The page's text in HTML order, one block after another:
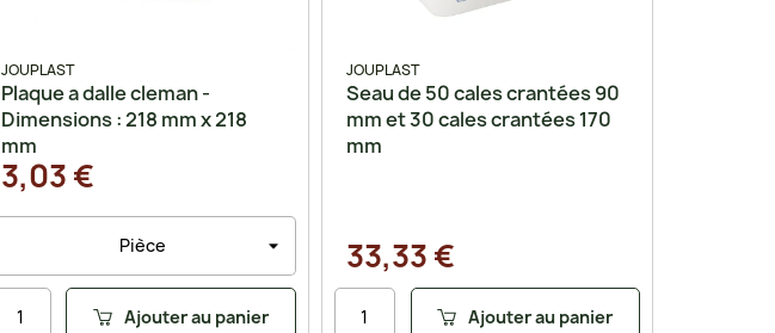
JOUPLAST
Plaque a dalle cleman -
Dimensions : 218 mm x 218
mm
3,03 €
Ajouter au panier
JOUPLAST
Seau de 50 cales crantées 90
mm et 30 cales crantées 170
mm
33,33 €
Ajouter au panier